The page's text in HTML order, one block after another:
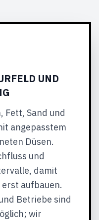
UND
Fett, Sand und
angepasstem
Düsen.
und
damit
aufbauen.
Betriebe sind
wir